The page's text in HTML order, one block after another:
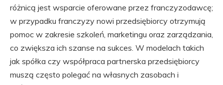
różnicą jest wsparcie oferowane przez franczyzodawcę;
w przypadku franczyzy nowi przedsiębiorcy otrzymują
pomoc w zakresie szkoleń, marketingu oraz zarządzania,
co zwiększa ich szanse na sukces. W modelach takich
jak spółka czy współpraca partnerska przedsiębiorcy
muszą często polegać na własnych zasobach i